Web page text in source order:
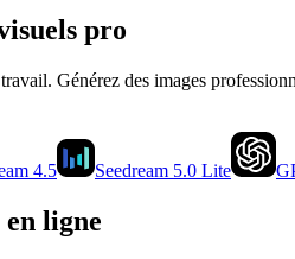
pro
Générez des images
4.5 Seedream 5.0 Lite
ligne